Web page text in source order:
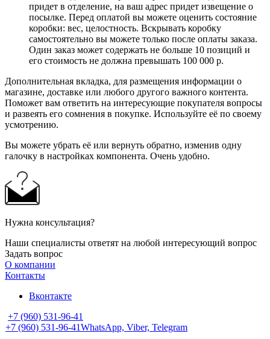
придет в отделение, на ваш адрес придет извещение о
посылке. Перед оплатой вы можете оценить состояние
коробки: вес, целостность. Вскрывать коробку
самостоятельно вы можете только после оплаты заказа.
Один заказ может содержать не больше 10 позиций и
его стоимость не должна превышать 100 000 р.
Дополнительная вкладка, для размещения информации о
магазине, доставке или любого другого важного контента.
Поможет вам ответить на интересующие покупателя вопросы
и развеять его сомнения в покупке. Используйте её по своему
усмотрению.
Вы можете убрать её или вернуть обратно, изменив одну
галочку в настройках компонента. Очень удобно.
Нужна консультация?
Наши специалисты ответят на любой интересующий вопрос
Задать вопрос
О компании
Контакты
Вконтакте
+7 (960) 531-96-41
+7 (960) 531-96-41WhatsApp, Viber, Telegram